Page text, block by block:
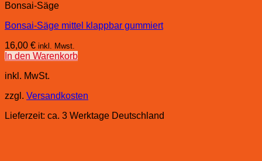
Bonsai-Säge
Bonsai-Säge mittel klappbar gummiert
16,00 € inkl. Mwst.
In den Warenkorb
inkl. MwSt.
zzgl. Versandkosten
Lieferzeit: ca. 3 Werktage Deutschland